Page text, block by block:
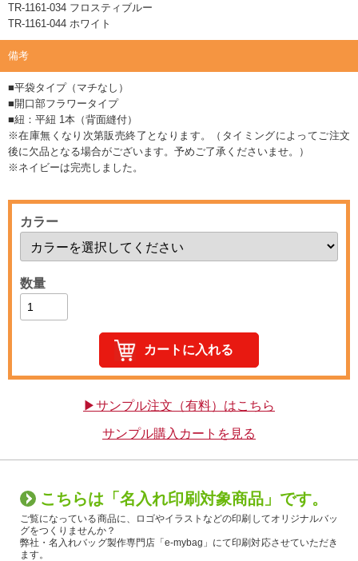
TR-1161-034 フロスティブルー
TR-1161-044 ホワイト
備考
■平袋タイプ（マチなし）
■開口部フラワータイプ
■紐：平紐 1本（背面縫付）
※在庫無くなり次第販売終了となります。（タイミングによってご注文
後に欠品となる場合がございます。予めご了承くださいませ。）
※ネイビーは完売しました。
カラー
数量
▶サンプル注文（有料）はこちら
サンプル購入カートを見る
こちらは「名入れ印刷対象商品」です。
ご覧になっている商品に、ロゴやイラストなどの印刷してオリジナルバッ
グをつくりませんか？
弊社・名入れバッグ製作専門店「e-mybag」にて印刷対応させていただき
ます。